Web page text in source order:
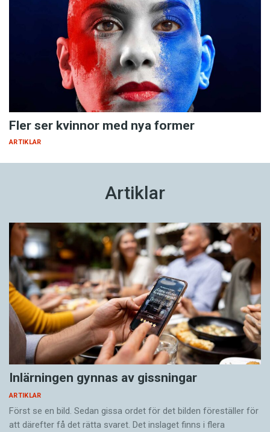
Fler ser kvinnor med nya former
ARTIKLAR
Artiklar
Inlärningen gynnas av gissningar
ARTIKLAR
Först se en bild. Sedan gissa ordet för det bilden föreställer för
att därefter få det rätta svaret. Det inslaget finns i flera